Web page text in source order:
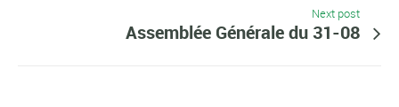
Next post
Assemblée Générale du 31-08